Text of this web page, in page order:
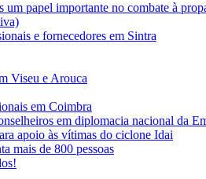
papel importante no combate à
e fornecedores em Sintra
Viseu e Arouca
em Coimbra
em diplomacia nacional da
apoio às vítimas do ciclone Idai
mais de 800 pessoas